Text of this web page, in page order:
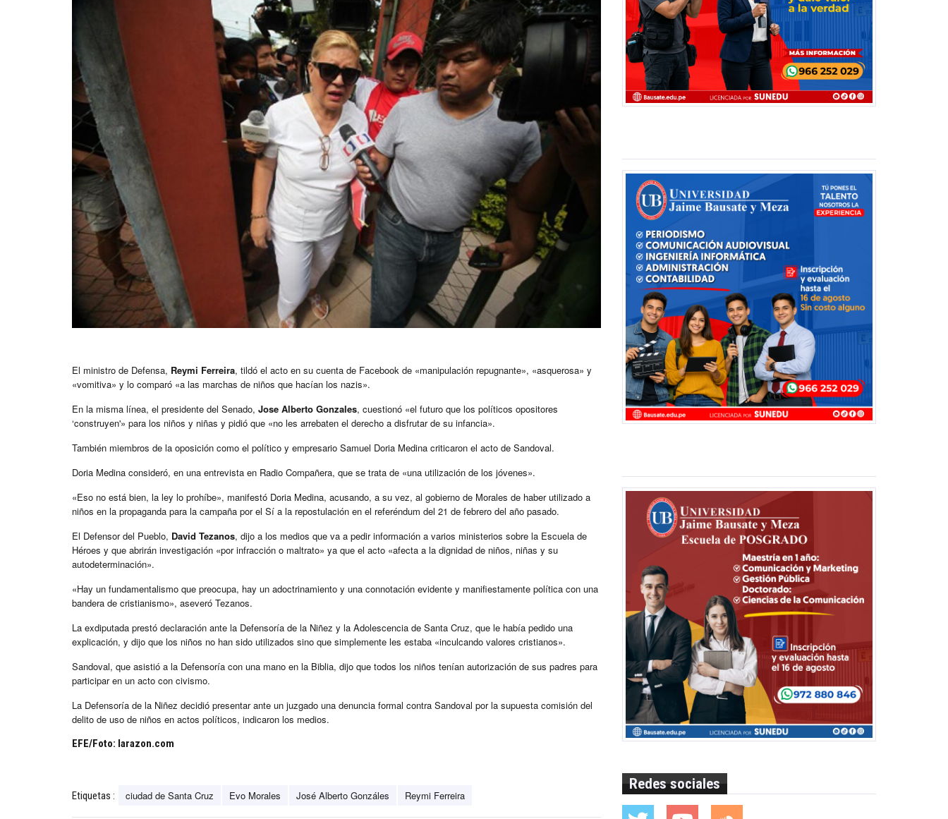
El ministro de Defensa, Reymi Ferreira, tildó el acto en su cuenta de Facebook de «manipulación repugnante», «asquerosa» y
«vomitiva» y lo comparó «a las marchas de niños que hacían los nazis».
En la misma línea, el presidente del Senado, Jose Alberto Gonzales, cuestionó «el futuro que los políticos opositores
‘construyen'» para los niños y niñas y pidió que «no les arrebaten el derecho a disfrutar de su infancia».
También miembros de la oposición como el político y empresario Samuel Doria Medina criticaron el acto de Sandoval.
Doria Medina consideró, en una entrevista en Radio Compañera, que se trata de «una utilización de los jóvenes».
«Eso no está bien, la ley lo prohíbe», manifestó Doria Medina, acusando, a su vez, al gobierno de Morales de haber utilizado a
niños en la propaganda para la campaña por el Sí a la repostulación en el referéndum del 21 de febrero del año pasado.
El Defensor del Pueblo, David Tezanos, dijo a los medios que va a pedir información a varios ministerios sobre la Escuela de
Héroes y que abrirán investigación «por infracción o maltrato» ya que el acto «afecta a la dignidad de niños, niñas y su
autodeterminación».
«Hay un fundamentalismo que preocupa, hay un adoctrinamiento y una connotación evidente y manifiestamente política con una
bandera de cristianismo», aseveró Tezanos.
La exdiputada prestó declaración ante la Defensoría de la Niñez y la Adolescencia de Santa Cruz, que le había pedido una
explicación, y dijo que los niños no han sido utilizados sino que simplemente les estaba «inculcando valores cristianos».
Sandoval, que asistió a la Defensoría con una mano en la Biblia, dijo que todos los niños tenían autorización de sus padres para
participar en un acto con civismo.
La Defensoría de la Niñez decidió presentar ante un juzgado una denuncia formal contra Sandoval por la supuesta comisión del
delito de uso de niños en actos políticos, indicaron los medios.
EFE/Foto: larazon.com
Etiquetas : ciudad de Santa Cruz Evo Morales José Alberto Gonzáles Reymi Ferreira
Redes sociales